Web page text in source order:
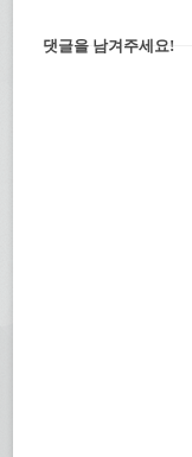
댓글을 남겨주세요!